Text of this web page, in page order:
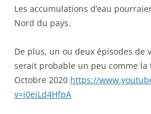
Les accumulations d’eau
Nord du pays.
De plus, un ou deux épisodes de
serait probable un peu comme la
Octobre 2020 https://
v=j0eiLd4HfpA